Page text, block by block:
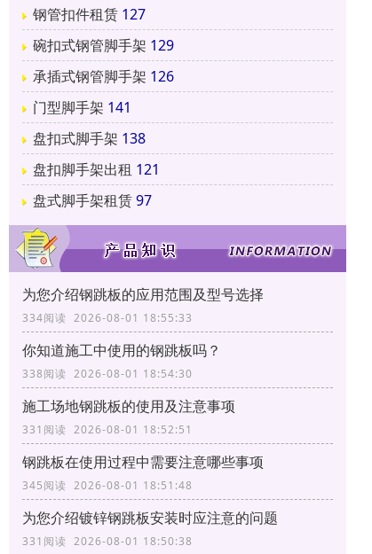
钢管扣件租赁 127
碗扣式钢管脚手架 129
承插式钢管脚手架 126
门型脚手架 141
盘扣式脚手架 138
盘扣脚手架出租 121
盘式脚手架租赁97
为您介绍钢跳板的应用范围及型号选择
334阅读 2026-08-01 18:55:33
你知道施工中使用的钢跳板吗？
338阅读 2026-08-01 18:54:30
施工场地钢跳板的使用及注意事项
331阅读 2026-08-01 18:52:51
钢跳板在使用过程中需要注意哪些事项
345阅读 2026-08-01 18:51:48
为您介绍镀锌钢跳板安装时应注意的问题
331阅读 2026-08-01 18:50:38